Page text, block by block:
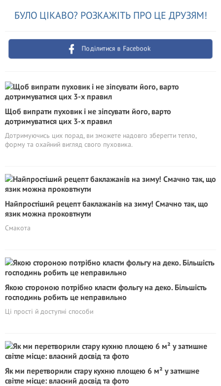
БУЛО ЦІКАВО? РОЗКАЖІТЬ ПРО ЦЕ ДРУЗЯМ!
Поділитися в Facebook
Щоб випрати пуховик і не зіпсувати його, варто
дотримуватися цих 3-х правил
Дотримуючись цих порад, ви зможете надовго зберегти тепло,
форму та охайний вигляд свого пуховика.
Найпростіший рецепт баклажанів на зиму! Смачно так, що
язик можна проковтнути
Смакота
Якою стороною потрібно класти фольгу на деко. Більшість
господинь робить це неправильно
Ці прості й доступні способи
Як ми перетворили стару кухню площею 6 м² у затишне
світле місце: власний досвід та фото